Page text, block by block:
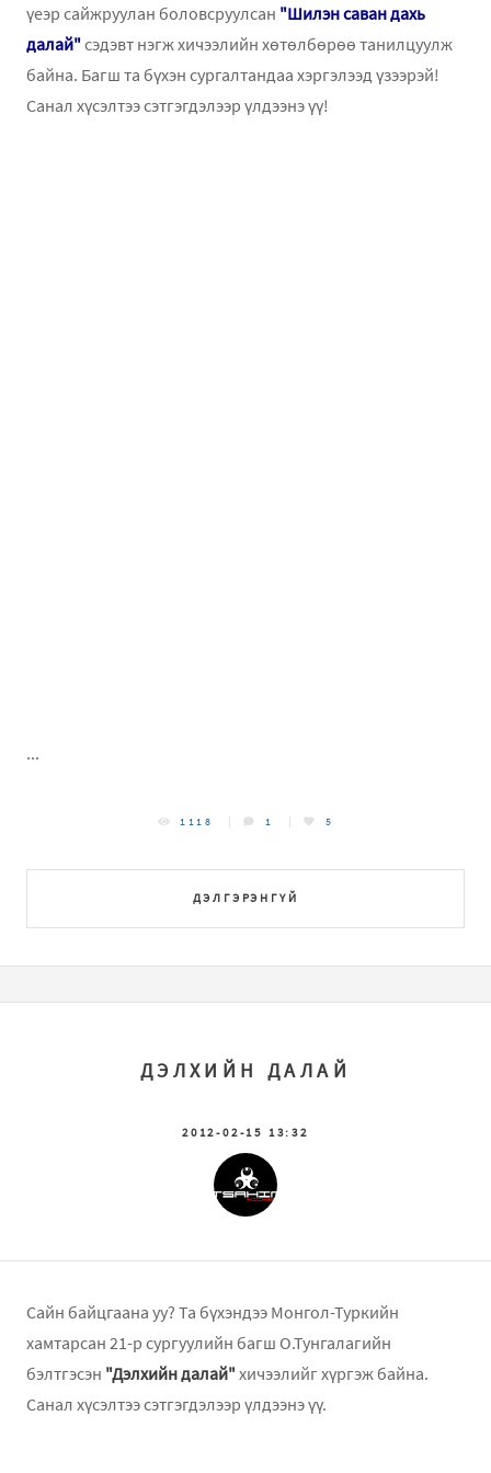
үеэр сайжруулан боловсруулсан "Шилэн саван дахь
далай"сэдэвт нэгж хичээлийн хөтөлбөрөө танилцуулж
байна. Багш та бүхэн сургалтандаа хэргэлээд үзээрэй!
Санал хүсэлтээ сэтгэгдэлээр үлдээнэ үү!
...
ДЭЛГЭРЭНГҮЙ
1118 1 5
ДЭЛХИЙН ДАЛАЙ
2012-02-15 13:32
Сайн байцгаана уу? Та бүхэндээ Монгол-Туркийн
хамтарсан 21-р сургуулийн багш О.Тунгалагийн
бэлтгэсэн "Дэлхийн далай"хичээлийг хүргэж байна.
Санал хүсэлтээ сэтгэгдэлээр үлдээнэ үү.